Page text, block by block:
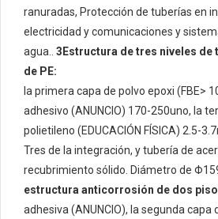
ranuradas, Protección de tuberías en
electricidad y comunicaciones y
agua..
3Estructura de tres niveles
de PE:
la primera capa de polvo epoxi (FBE>
adhesivo (ANUNCIO) 170-250uno, la
polietileno (EDUCACIÓN FÍSICA) 2.5-
Tres de la integración, y tubería de
recubrimiento sólido. Diámetro de
estructura anticorrosión de dos
adhesiva (ANUNCIO), la segunda capa